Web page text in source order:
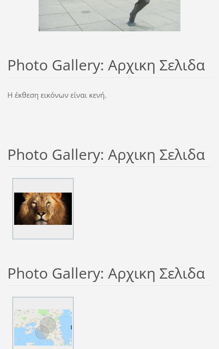
Photo Gallery: Αρχικη Σελιδα
Η έκθεση εικόνων είναι κενή.
Photo Gallery: Αρχικη Σελιδα
Photo Gallery: Αρχικη Σελιδα